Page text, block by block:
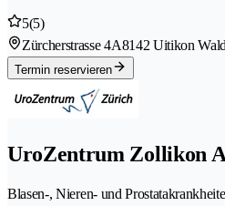
5(5)
Zürcherstrasse 4A8142 Uitikon
Termin reservieren
UroZentrum Zollikon
Blasen-, Nieren- und